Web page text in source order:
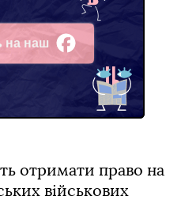
на наш
отримати право на
військових